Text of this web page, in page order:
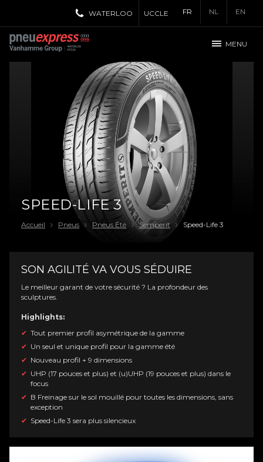
FR NL EN
WATERLOO UCCLE
MENU
SPEED-LIFE 3
Accueil Pneus Pneus Été Semperit Speed-Life 3
SON AGILITÉ VA VOUS SÉDUIRE
Le meilleur garant de votre sécurité ? La profondeur des
sculptures.
Highlights:
Tout premier profil asymétrique de la gamme
Un seul et unique profil pour la gamme été
Nouveau profil + 9 dimensions
UHP (17 pouces et plus) et (u)UHP (19 pouces et plus) dans le
focus
B Freinage sur le sol mouillé pour toutes les dimensions, sans
exception
Speed-Life 3 sera plus silencieux